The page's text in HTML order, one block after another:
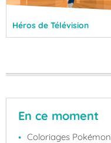
Héros de Télévision
En ce moment
Coloriages Pokémon